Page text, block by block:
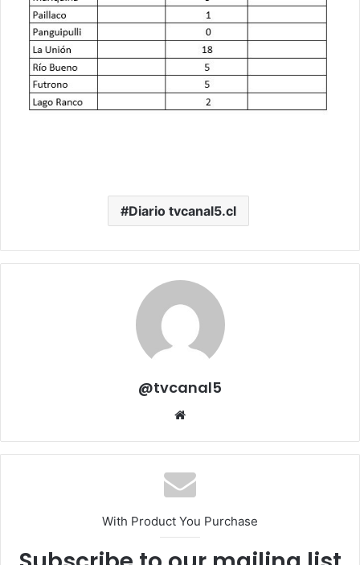
Diario tvcanal5.cl
@tvcanal5
With Product You Purchase